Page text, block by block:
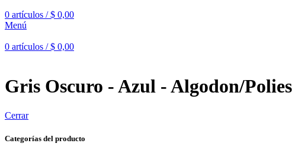
0 artículos / $ 0,00
Menú
0 artículos / $ 0,00
Gris Oscuro - Azul - Algodon/
Cerrar
Categorías del producto